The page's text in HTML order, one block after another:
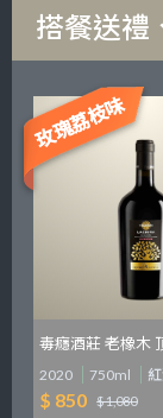
搭餐送禮
玫瑰荔枝味
毒癮酒莊 老橡木
2020 750ml
$ 850 $ 1,080